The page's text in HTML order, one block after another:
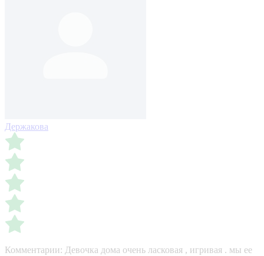
Держакова
Комментарии: Девочка дома очень ласковая , игривая . мы ее